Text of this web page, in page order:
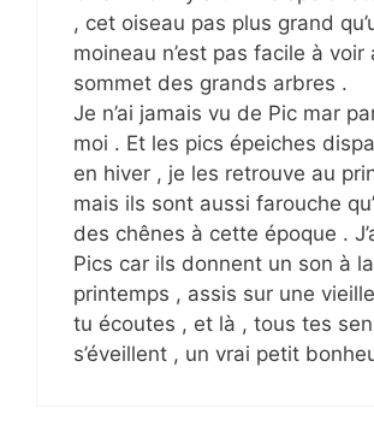
, cet oiseau pas plus grand
moineau n’est pas facile à voir
sommet des grands arbres .
Je n’ai jamais vu de Pic mar
moi . Et les pics épeiches
en hiver , je les retrouve au
mais ils sont aussi farouche
des chênes à cette époque .
Pics car ils donnent un son à
printemps , assis sur une
tu écoutes , et là , tous tes
s’éveillent , un vrai petit